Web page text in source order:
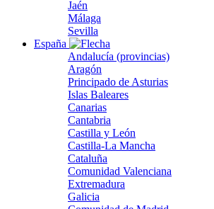
Jaén
Málaga
Sevilla
España
Andalucía (provincias)
Aragón
Principado de Asturias
Islas Baleares
Canarias
Cantabria
Castilla y León
Castilla-La Mancha
Cataluña
Comunidad Valenciana
Extremadura
Galicia